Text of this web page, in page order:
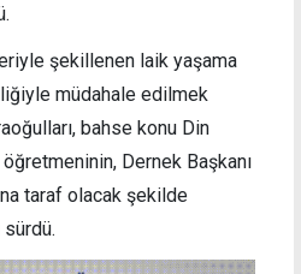
şekillenen laik yaşama
müdahale edilmek
bahse konu Din
Dernek Başkanı
taraf olacak şekilde